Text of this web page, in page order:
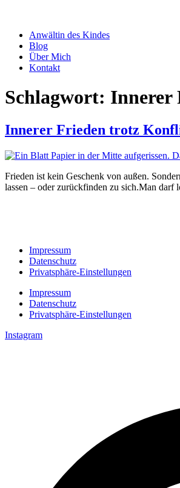
Anwältin des Kindes
Blog
Über Mich
Kontakt
Schlagwort: Innerer
Innerer Frieden trotz
Frieden ist kein Geschenk von außen.
lassen – oder zurückfinden zu sich.Man darf
Impressum
Datenschutz
Privatsphäre-Einstellungen
Impressum
Datenschutz
Privatsphäre-Einstellungen
Instagram